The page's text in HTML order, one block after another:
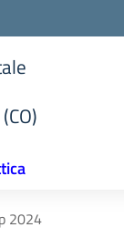
2024